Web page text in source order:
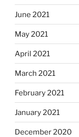
June 2021
May 2021
April 2021
March 2021
February 2021
January 2021
December 2020